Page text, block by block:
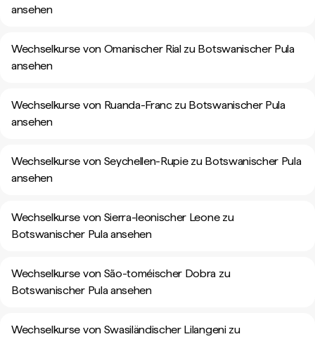
ansehen
Wechselkurse von Omanischer Rial zu Botswanischer Pula
ansehen
Wechselkurse von Ruanda-Franc zu Botswanischer Pula
ansehen
Wechselkurse von Seychellen-Rupie zu Botswanischer Pula
ansehen
Wechselkurse von Sierra-leonischer Leone zu
Botswanischer Pula ansehen
Wechselkurse von São-toméischer Dobra zu
Botswanischer Pula ansehen
Wechselkurse von Swasiländischer Lilangeni zu